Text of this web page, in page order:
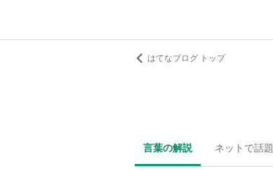
はてなブログ トップ
言葉の解説 ネットで話題